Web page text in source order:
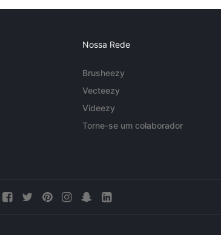
Nossa Rede
Brusheezy
Vecteezy
Videezy
Torne-se um colaborador